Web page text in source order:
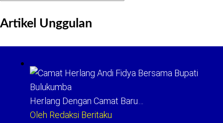
Artikel Unggulan
Herlang Dengan Camat Baru…
Oleh Redaksi Beritaku